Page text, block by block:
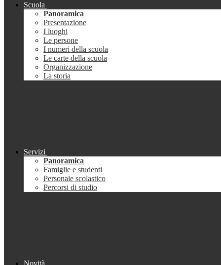
Scuola
Panoramica
Presentazione
I luoghi
Le persone
I numeri della scuola
Le carte della scuola
Organizzazione
La storia
Servizi
Panoramica
Famiglie e studenti
Personale scolastico
Percorsi di studio